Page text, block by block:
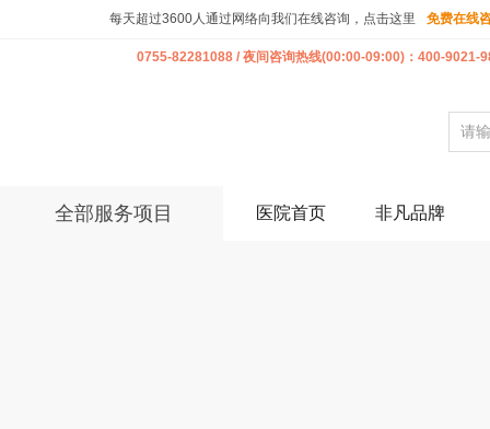
每天超过3600人通过网络向我们在线咨询，点击这里 免费在线
0755-82281088 / 夜间咨询热线(00:00-09:00)：400-9021-
全部服务项目 医院首页 非凡品牌